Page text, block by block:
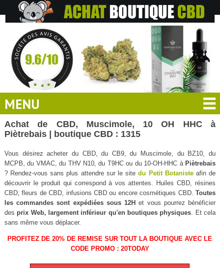
MENU
Achat de CBD, Muscimole, 10 OH HHC à
Piètrebais | boutique CBD : 1315
Vous désirez acheter du CBD, du CB9, du Muscimole, du BZ10, du
MCPB, du VMAC, du THV N10, du T9HC ou du 10-OH-HHC à Piètrebais
? Rendez-vous sans plus attendre sur le sitedu Petit Botanisteafin de
découvrir le produit qui correspond à vos attentes. Huiles CBD, résines
CBD, fleurs de CBD, infusions CBD ou encore cosmétiques CBD.Toutes
les commandes sont expédiées sous 12H et vous pourrez bénéficier
des prix Web, largement inférieur qu'en boutiques physiques . Et cela
sans même vous déplacer.
PROFITEZ DE 20% DE REMISE SUR TOUT LA BOUTIQUE AVEC LE
CODE PROMO : 20TODAY